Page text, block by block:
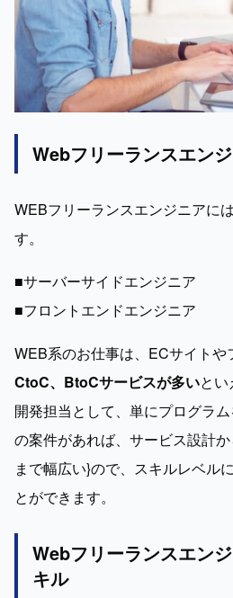
Webフリーランスエン
WEBフリーランスエンジニアに
す。
■サーバーサイドエンジニア
■フロントエンドエンジニア
WEB系のお仕事は、ECサイトや
CtoC、BtoCサービスが多いと
開発担当として、単にプログラ
の案件があれば、サービス設計
まで幅広い}ので、スキルレベル
とができます。
Webフリーランスエン
キル